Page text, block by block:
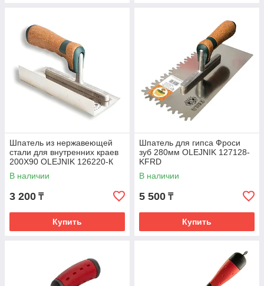
Шпатель из нержавеющей
стали для внутренних краев
200Х90 OLEJNIK 126220-К
В наличии
3 200 ₸
Купить
Шпатель для гипса Фроси
зуб 280мм OLEJNIK 127128-
KFRD
В наличии
5 500 ₸
Купить